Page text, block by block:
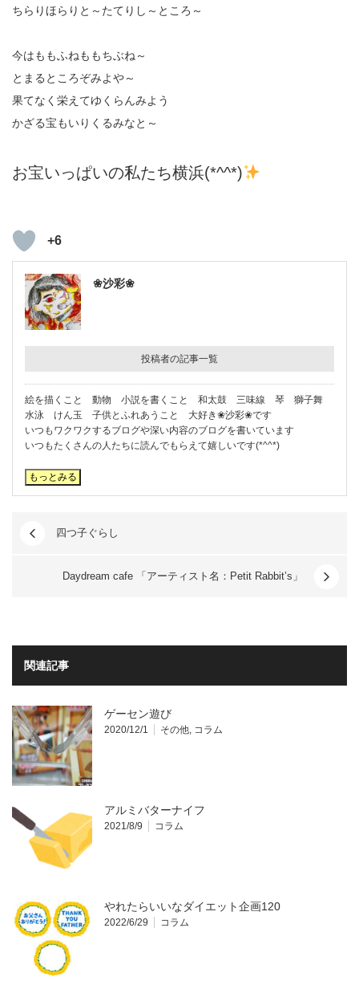
ちらりほらりと～たてりし～ところ～
今はももふねももちぶね～
とまるところぞみよや～
果てなく栄えてゆくらんみよう
かざる宝もいりくるみなと～
お宝いっぱいの私たち横浜(*^^*)
+6
❀沙彩❀
投稿者の記事一覧
絵を描くこと 動物 小説を書くこと 和太鼓 三味線 琴 獅子舞
水泳 けん玉 子供とふれあうこと 大好き❀沙彩❀です
いつもワクワクするブログや深い内容のブログを書いています
いつもたくさんの人たちに読んでもらえて嬉しいです(*^^*)
四つ子ぐらし
Daydream cafe 「アーティスト名：Petit Rabbit’s」
関連記事
ゲーセン遊び
2020/12/1 その他, コラム
アルミバターナイフ
2021/8/9 コラム
やれたらいいなダイエット企画120
2022/6/29 コラム